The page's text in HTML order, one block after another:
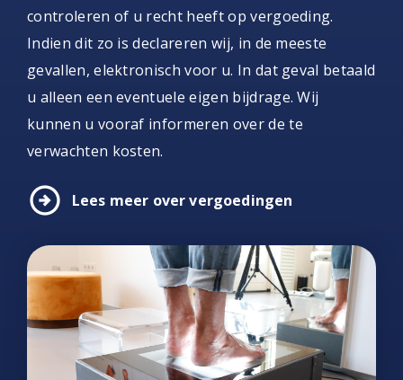
controleren of u recht heeft op vergoeding.
Indien dit zo is declareren wij, in de meeste
gevallen, elektronisch voor u. In dat geval betaald
u alleen een eventuele eigen bijdrage. Wij
kunnen u vooraf informeren over de te
verwachten kosten.
arrow_circle_right Lees meer over vergoedingen